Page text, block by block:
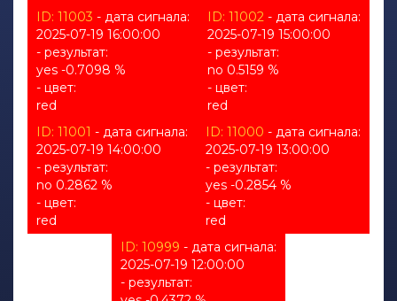
ID: 11003 - дата сигнала:
2025-07-19 16:00:00
- результат:
yes -0.7098 %
- цвет:
red
ID: 11002 - дата сигнала:
2025-07-19 15:00:00
- результат:
no 0.5159 %
- цвет:
red
ID: 11001 - дата сигнала:
2025-07-19 14:00:00
- результат:
no 0.2862 %
- цвет:
red
ID: 11000 - дата сигнала:
2025-07-19 13:00:00
- результат:
yes -0.2854 %
- цвет:
red
ID: 10999 - дата сигнала:
2025-07-19 12:00:00
- результат: